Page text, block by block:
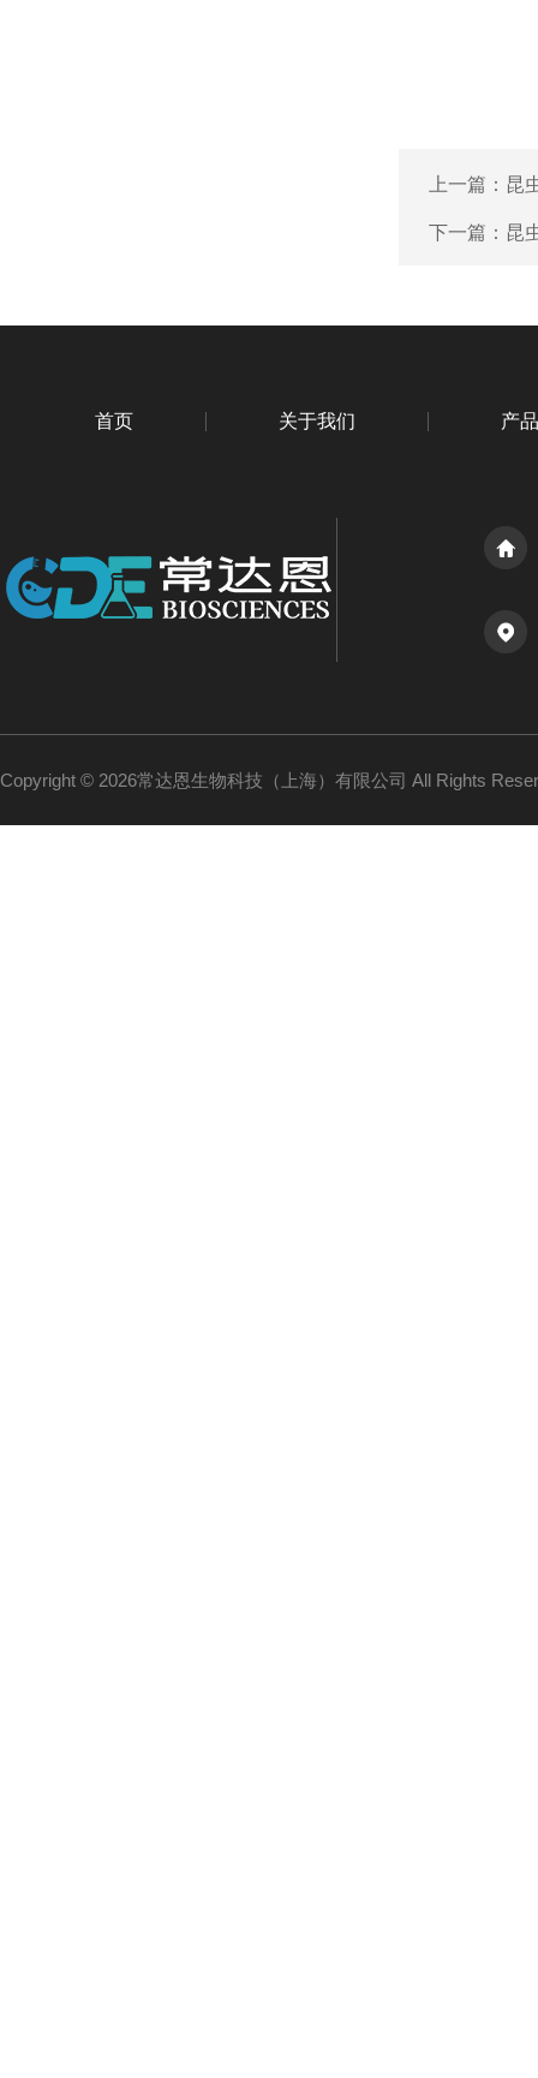
上一篇： 昆
下一篇： 昆
首页 关于我们 产
Copyright © 2026常达恩生物科技（上海）有限公司 All Rights